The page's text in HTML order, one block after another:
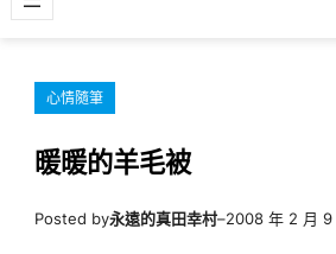
容
心情隨筆
暖暖的羊毛被
Posted by永遠的真田幸村–2008 年 2 月 9